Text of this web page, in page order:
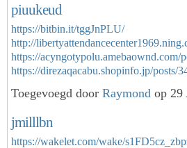
piuukeud
https://bitbin.it/tggJnPLU/
http://
https://acyngotypolu.amebaownd.com/
https://direzaqacabu.shopinfo.jp/posts/
Toegevoegd door Raymond op 29
jmilllbn
https://wakelet.com/wake/